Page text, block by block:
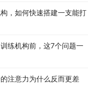
，如何快速搭建一支能打
练机构前，这7个问题一
注意力为什么反而更差